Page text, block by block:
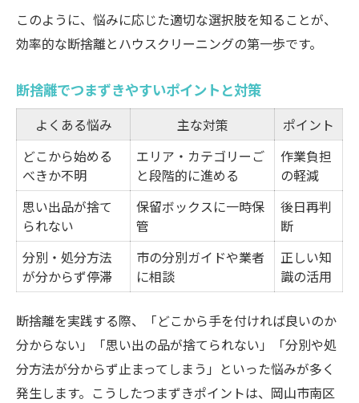
このように、悩みに応じた適切な選択肢を知ることが、
効率的な断捨離とハウスクリーニングの第一歩です。
断捨離でつまずきやすいポイントと対策
よくある悩み 主な対策
ポイント
どこから始める
べきか不明
エリア・カテゴリーご
と段階的に進める
作業負担
の軽減
思い出品が捨て
られない
保留ボックスに一時保
管
後日再判
断
分別・処分方法
が分からず停滞
市の分別ガイドや業者
に相談
正しい知
識の活用
断捨離を実践する際、「どこから手を付ければ良いのか
分からない」「思い出の品が捨てられない」「分別や処
分方法が分からず止まってしまう」といった悩みが多く
発生します。こうしたつまずきポイントは、岡山市南区